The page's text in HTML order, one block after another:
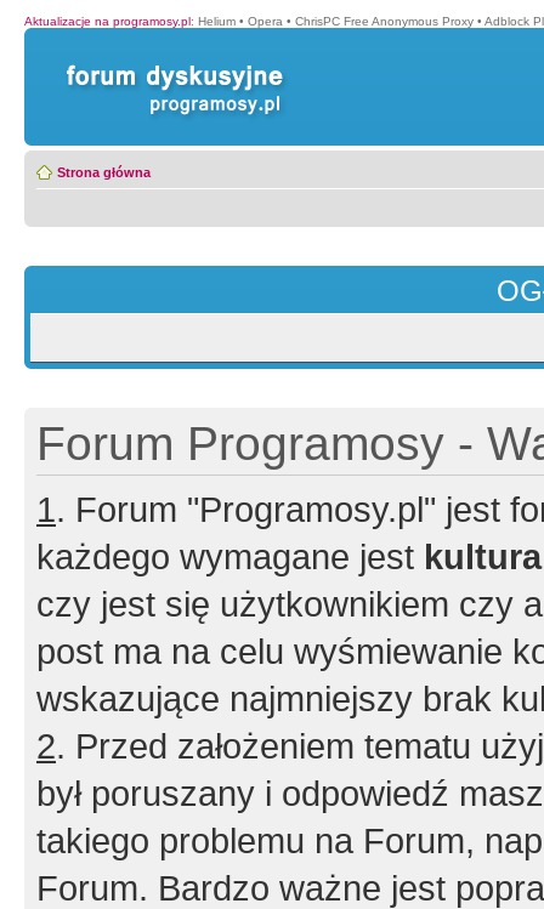
Aktualizacje na programosy.pl: Helium • Opera • ChrisPC Free Anonymous Proxy • Adblock
Strona główna
Forum Programosy -
1. Forum "Programosy.pl" jest
każdego wymagane jest
czy jest się użytkownikiem czy
post ma na celu wyśmiewanie
wskazujące najmniejszy brak
2. Przed założeniem tematu
był poruszany i odpowiedź
takiego problemu na Forum,
Forum. Bardzo ważne jest